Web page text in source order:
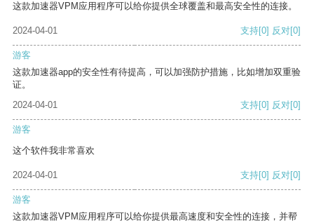
这款加速器VPM应用程序可以给你提供全球覆盖和最高安全性的连接。
2024-04-01 支持[0] 反对[0]
游客
这款加速器app的安全性有待提高，可以加强防护措施，比如增加双重验
证。
2024-04-01
支持[0] 反对[0]
游客
这个软件我非常喜欢
2024-04-01 支持[0] 反对[0]
游客
这款加速器VPM应用程序可以给你提供最高速度和安全性的连接，并帮